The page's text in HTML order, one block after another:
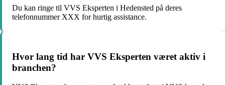
Du kan ringe til VVS Eksperten i Hedensted på deres
telefonnummer XXX for hurtig assistance.
Hvor lang tid har VVS Eksperten været aktiv i
branchen?